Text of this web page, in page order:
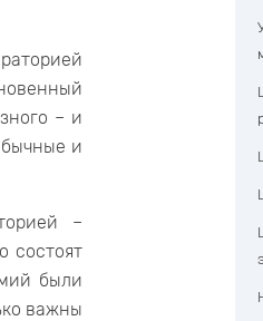
– и
и
–
состоят
были
важны